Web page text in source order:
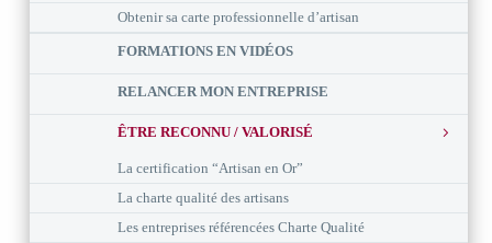
Obtenir sa carte professionnelle d’artisan
FORMATIONS EN VIDÉOS
RELANCER MON ENTREPRISE
ÊTRE RECONNU / VALORISÉ
La certification “Artisan en Or”
La charte qualité des artisans
Les entreprises référencées Charte Qualité